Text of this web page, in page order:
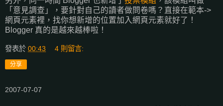
「意見調查」，要針對自己的讀者做問卷嗎？直接在範本->
網頁元素裡，找你想新增的位置加入網頁元素就好了！
Blogger 真的是越來越棒啦！
發表於 00:43 4 則留言:
分享
2007-07-07